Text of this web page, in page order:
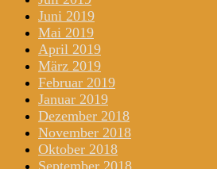
Juni 2019
Mai 2019
April 2019
März 2019
Februar 2019
Januar 2019
Dezember 2018
November 2018
Oktober 2018